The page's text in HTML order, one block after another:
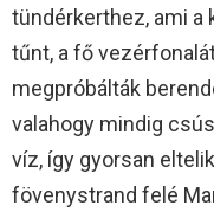
tündérkerthez, ami a
tűnt, a fő
megpróbálták
valahogy mindig
víz, így gyorsan
fövenystrand felé